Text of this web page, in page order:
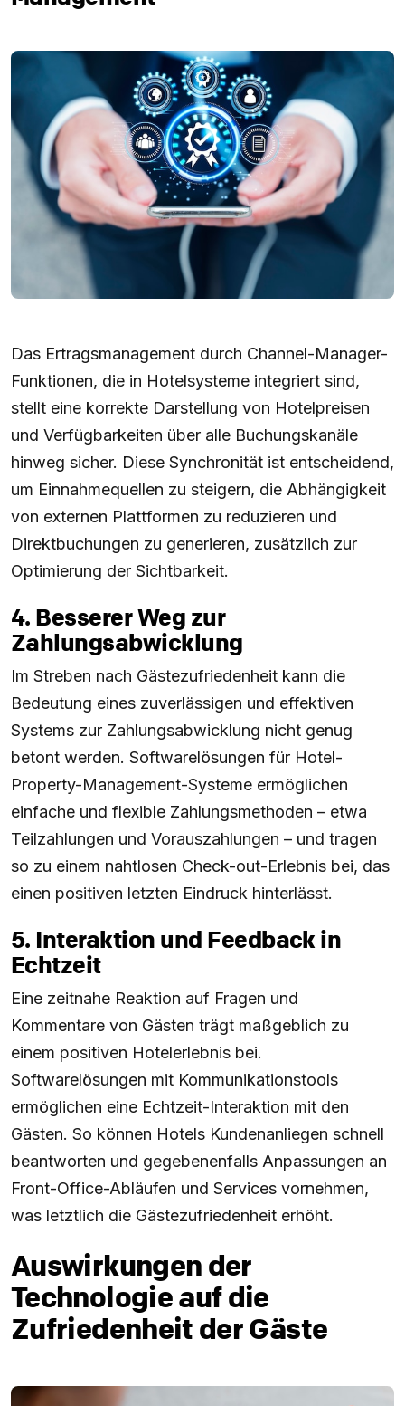
Das Ertragsmanagement durch Channel-Manager-
Funktionen, die in Hotelsysteme integriert sind,
stellt eine korrekte Darstellung von Hotelpreisen
und Verfügbarkeiten über alle Buchungskanäle
hinweg sicher. Diese Synchronität ist entscheidend,
um Einnahmequellen zu steigern, die Abhängigkeit
von externen Plattformen zu reduzieren und
Direktbuchungen zu generieren, zusätzlich zur
Optimierung der Sichtbarkeit.
4. Besserer Weg zur
Zahlungsabwicklung
Im Streben nach Gästezufriedenheit kann die
Bedeutung eines zuverlässigen und effektiven
Systems zur Zahlungsabwicklung nicht genug
betont werden. Softwarelösungen für Hotel-
Property-Management-Systeme ermöglichen
einfache und flexible Zahlungsmethoden – etwa
Teilzahlungen und Vorauszahlungen – und tragen
so zu einem nahtlosen Check-out-Erlebnis bei, das
einen positiven letzten Eindruck hinterlässt.
5. Interaktion und Feedback in
Echtzeit
Eine zeitnahe Reaktion auf Fragen und
Kommentare von Gästen trägt maßgeblich zu
einem positiven Hotelerlebnis bei.
Softwarelösungen mit Kommunikationstools
ermöglichen eine Echtzeit-Interaktion mit den
Gästen. So können Hotels Kundenanliegen schnell
beantworten und gegebenenfalls Anpassungen an
Front-Office-Abläufen und Services vornehmen,
was letztlich die Gästezufriedenheit erhöht.
Auswirkungen der
Technologie auf die
Zufriedenheit der Gäste